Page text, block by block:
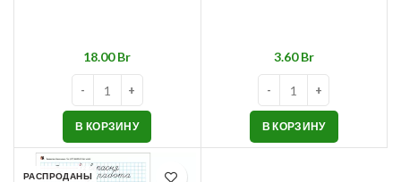
Br
В КОРЗИНУ
Br
В КОРЗИНУ
РАСПРОДАНЫ